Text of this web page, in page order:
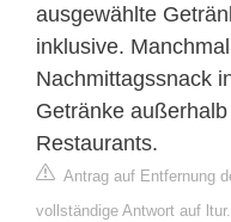
ausgewählte
inklusive.
Nachmittagssnack
Getränke
Restaurants.
Antrag auf Entfernung
vollständige Antwort auf